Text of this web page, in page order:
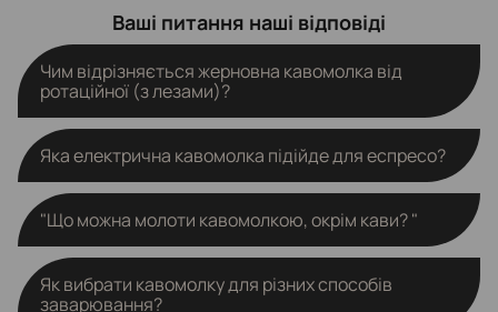
Ваші питання наші відповіді
Чим відрізняється жерновна кавомолка від
ротаційної (з лезами)?
"Жерновна кавомолка подрібнює зерна між двома
поверхнями, забезпечуючи рівномірний
контрольований помел. Ротаційна (ножева) — працює
як блендер, підходить для грубого помелу, але менш
альтернативи."
Яка електрична кавомолка підійде для еспресо?
Для еспресо потрібна тонкий і стабільний помел. У
нашому магазині представлені жернові кавомолки з
мікрорегулюванням помелу, які ідеально підходять для
еспресо-машин
"Що можна молоти кавомолкою, окрім кави? "
"Хоча кавомолка створена для кавових зерен, деякі
використовують її для: прянощів (перець, кориця,
Як вибрати кавомолку для різних способів
заварювання?